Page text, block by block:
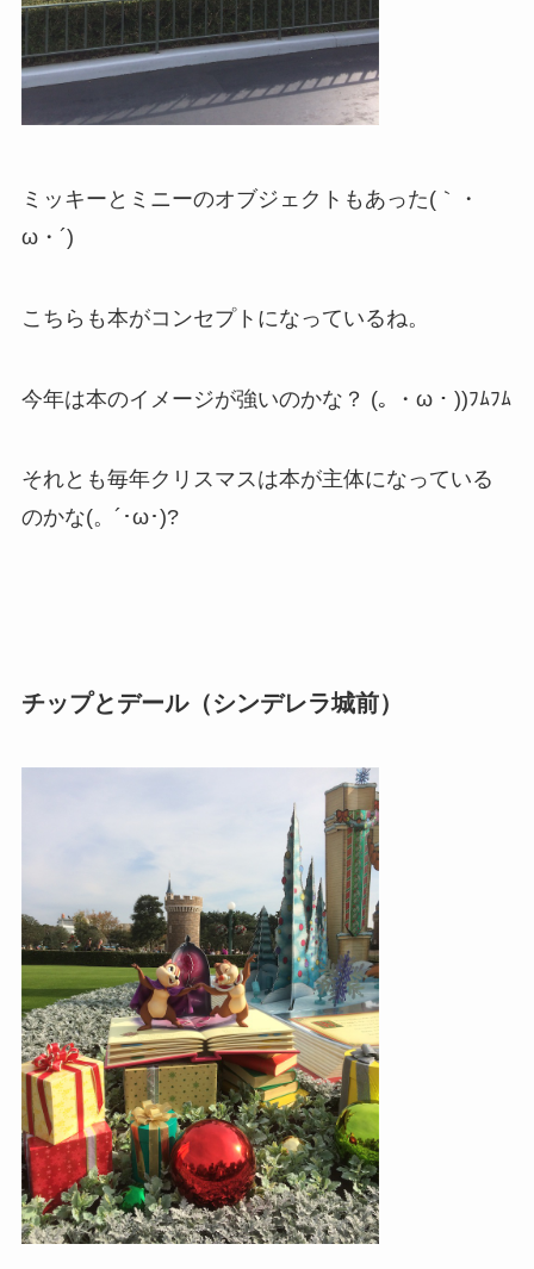
ミッキーとミニーのオブジェクトもあった(｀・
ω・´)
こちらも本がコンセプトになっているね。
今年は本のイメージが強いのかな？ (｡ ・ω・))ﾌﾑﾌﾑ
それとも毎年クリスマスは本が主体になっている
のかな(。´･ω･)?
チップとデール（シンデレラ城前）